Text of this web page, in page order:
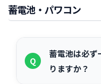
ESG投資（環
視した投資）
り組みは評価
値向上につな
立運転機能に
天候時でも非
BCP対策とし
サイトPPA
蓄電池・パワコン
Q
蓄電池は必ず
りますか？